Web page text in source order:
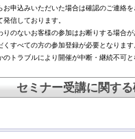
申込みいただいた場合は確認のご連絡を
信しております。
のないお客様の参加はお断りする場合が
すべての方の参加登録が必要となります
トラブルにより開催が中断・継続不可と
セミナー受講に関す